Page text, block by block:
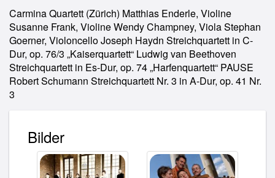
Carmina Quartett (Zürich) Matthias Enderle, Violine
Susanne Frank, Violine Wendy Champney, Viola Stephan
Goerner, Violoncello Joseph Haydn Streichquartett in C-
Dur, op. 76/3 „Kaiserquartett“ Ludwig van Beethoven
Streichquartett in Es-Dur, op. 74 „Harfenquartett“ PAUSE
Robert Schumann Streichquartett Nr. 3 in A-Dur, op. 41 Nr.
3
Bilder